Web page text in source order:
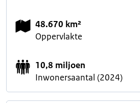
48.670 km²
Oppervlakte
10,8 miljoen
Inwonersaantal (2024)